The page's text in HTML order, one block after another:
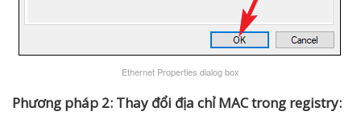
Ethernet Properties dialog box
Phương pháp 2: Thay đổi địa chỉ MAC trong registry: